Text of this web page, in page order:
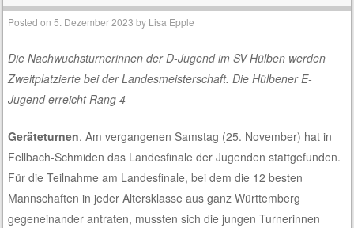
Posted on5. Dezember 2023 by Lisa Epple
Die Nachwuchsturnerinnen der D-Jugend im SV Hülben werden
Zweitplatzierte bei der Landesmeisterschaft. Die Hülbener E-
Jugend erreicht Rang 4
Geräteturnen. Am vergangenen Samstag (25. November) hat in
Fellbach-Schmiden das Landesfinale der Jugenden stattgefunden.
Für die Teilnahme am Landesfinale, bei dem die 12 besten
Mannschaften in jeder Altersklasse aus ganz Württemberg
gegeneinander antraten, mussten sich die jungen Turnerinnen